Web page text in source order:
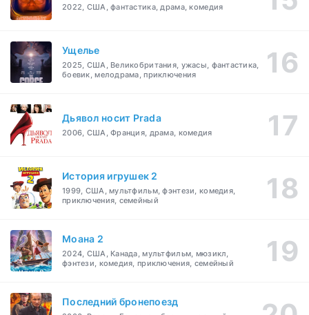
2022, США, фантастика, драма, комедия
Ущелье
2025, США, Великобритания, ужасы, фантастика,
боевик, мелодрама, приключения
Дьявол носит Prada
2006, США, Франция, драма, комедия
История игрушек 2
1999, США, мультфильм, фэнтези, комедия,
приключения, семейный
Моана 2
2024, США, Канада, мультфильм, мюзикл,
фэнтези, комедия, приключения, семейный
Последний бронепоезд